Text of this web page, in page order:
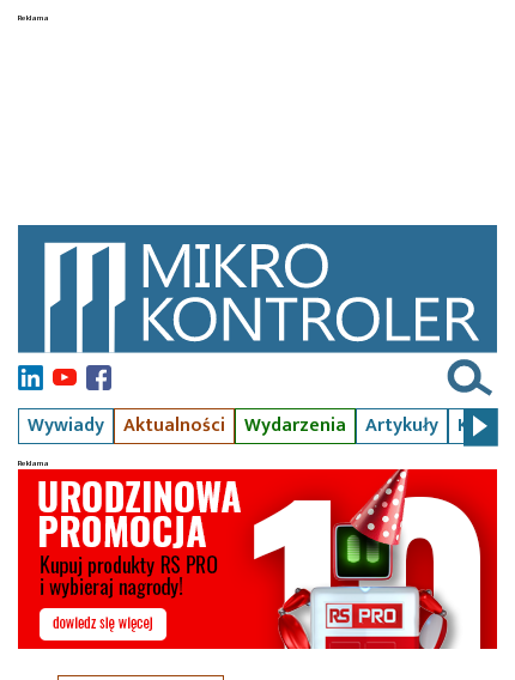
Wywiady Aktualności Wydarzenia Artykuły Kursy